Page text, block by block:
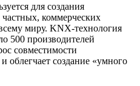
для создания
коммерческих
миру. KNX-технология
500 производителей
совместимости
облегчает создание «умного